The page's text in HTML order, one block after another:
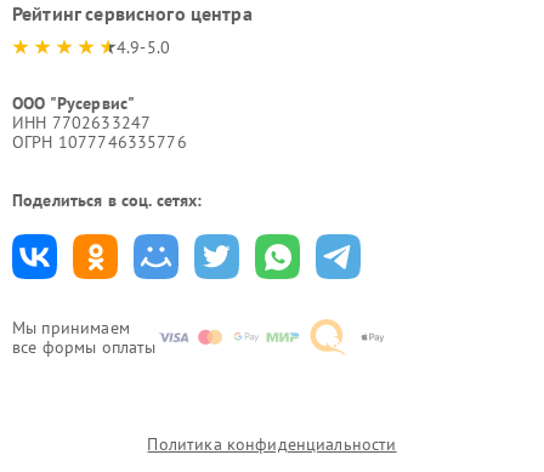
Мы принимаем
все формы оплаты
Рейтинг сервисного центра
4.9-5.0
ООО "Русервис"
ИНН 7702633247
ОГРН 1077746335776
Поделиться в соц. сетях:
Политика конфиденциальности